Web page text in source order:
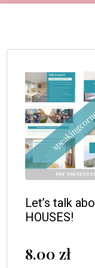
Let’s talk
HOUSES!
8.00 zł